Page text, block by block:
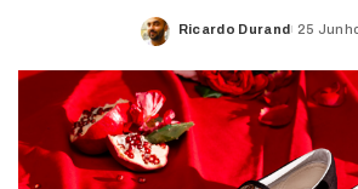
Posted
Ricardo Durand 25